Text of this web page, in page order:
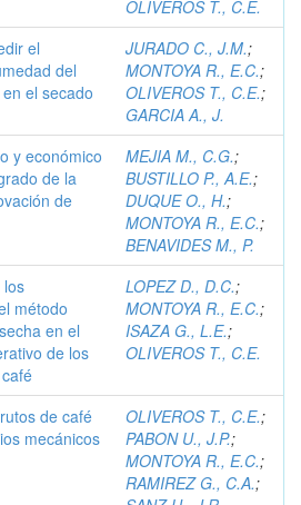
OLIVEROS T., C.E.
el
del
el secado
JURADO C., J.M.;
MONTOYA R., E.C.;
OLIVEROS T., C.E.;
GARCIA A., J.
y económico
de la
de
MEJIA M., C.G.;
BUSTILLO P., A.E.;
DUQUE O., H.;
MONTOYA R., E.C.;
BENAVIDES M., P.
los
método
en el
de los
LOPEZ D., D.C.;
MONTOYA R., E.C.;
ISAZA G., L.E.;
OLIVEROS T., C.E.
de café
mecánicos
OLIVEROS T., C.E.;
PABON U., J.P.;
MONTOYA R., E.C.;
RAMIREZ G., C.A.;